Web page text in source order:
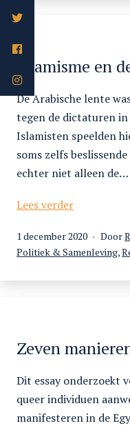
een
mondiale
Islamisme en
De Arabische lente
tegen de dictaturen
Islamisten speelden
soms zelfs
echter niet alleen de…
Lees verderIslamisme
de
Arabische
Gepubliceerd
op
1 december 2020 Door
Gecategoriseerd
Politiek & Samenleving,
Zeven
Dit essay onderzoekt
queer individuen
manifesteren in de